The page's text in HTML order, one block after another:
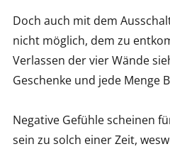
Doch auch mit dem
nicht möglich, dem zu
Verlassen der vier Wände
Geschenke und jede Menge
Negative Gefühle scheinen
sein zu solch einer Zeit,